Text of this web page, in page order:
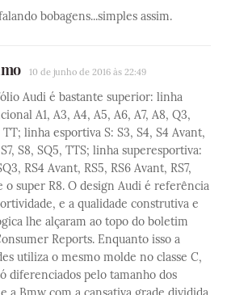
bobagens...simples assim.
10 de junho de 2016 às 22:49
Audi é bastante superior: linha
A1, A3, A4, A5, A6, A7, A8, Q3,
TT; linha esportiva S: S3, S4, S4 Avant,
S8, SQ5, TTS; linha superesportiva:
RS4 Avant, RS5, RS6 Avant, RS7,
o super R8. O design Audi é referência
e a qualidade construtiva e
lhe alçaram ao topo do boletim
Reports. Enquanto isso a
utiliza o mesmo molde no classe C,
diferenciados pelo tamanho dos